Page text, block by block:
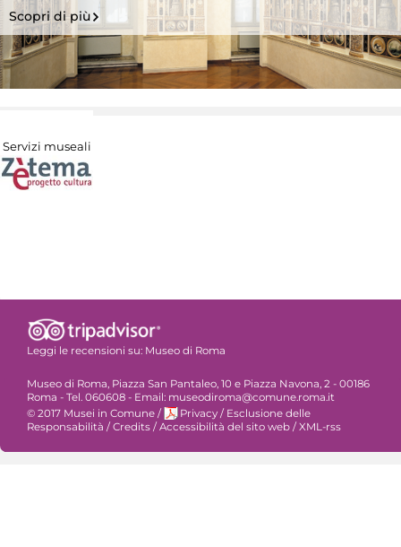
Scopri di più
Servizi museali
Leggi le recensioni su: Museo di Roma
Museo di Roma, Piazza San Pantaleo, 10 e Piazza Navona, 2 - 00186
Roma - Tel. 060608 - Email: museodiroma@comune.roma.it
© 2017 Musei in Comune / Privacy / Esclusione delle
Responsabilità /Credits /Accessibilità del sito web /XML-rss